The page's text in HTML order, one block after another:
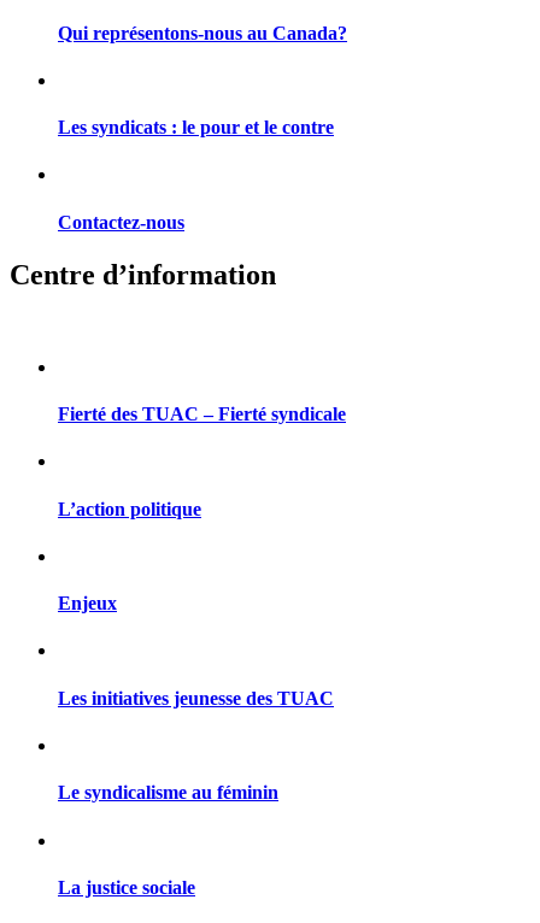
Qui représentons-nous au Canada?
Les syndicats : le pour et le contre
Contactez-nous
Centre d’information
Fierté des TUAC – Fierté syndicale
L’action politique
Enjeux
Les initiatives jeunesse des TUAC
Le syndicalisme au féminin
La justice sociale